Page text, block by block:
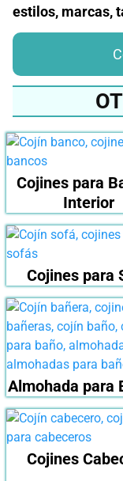
estilos, marcas,
Cojines para
Interior
Cojines para
Almohada para
Cojines